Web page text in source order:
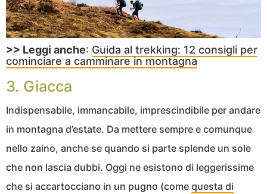
>> Leggi anche: Guida al trekking: 12 consigli per
cominciare a camminare in montagna
3. Giacca
Indispensabile, immancabile, imprescindibile per andare
in montagna d’estate. Da mettere sempre e comunque
nello zaino, anche se quando si parte splende un sole
che non lascia dubbi. Oggi ne esistono di leggerissime
che si accartocciano in un pugno (come questa di